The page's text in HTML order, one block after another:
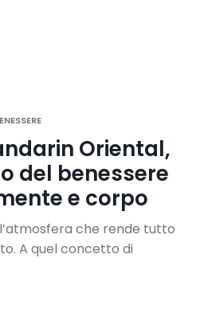
Oriental,
del benessere
e corpo
che rende tutto
A quel concetto di